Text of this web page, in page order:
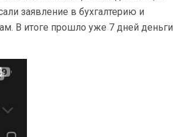
заявление в бухгалтерию и
В итоге прошло уже 7 дней деньги